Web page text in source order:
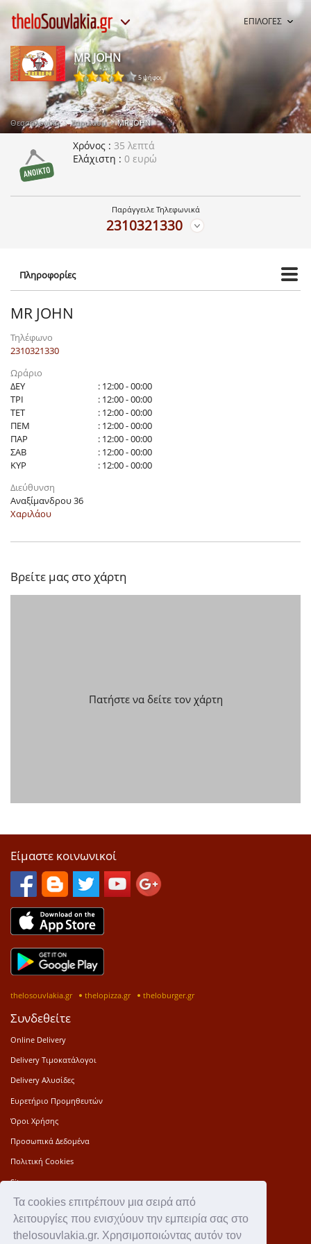
Τα cookies επιτρέπουν μια σειρά από
λειτουργίες που ενισχύουν την εμπειρία σας στο
thelosouvlakia.gr. Χρησιμοποιώντας αυτόν τον
ΕΠΙΛΟΓΕΣ
MR JOHN
5 ψήφοι
Θεσσαλονίκη Χαριλάου MR JOHN
Χρόνος
35 λεπτά
Ελάχιστη
0 ευρώ
Παράγγειλε Τηλεφωνικά
2310321330
Πληροφορίες
MR JOHN
Τηλέφωνο
2310321330
Ωράριο
ΔΕΥ
: 12:00 - 00:00
ΤΡΙ
: 12:00 - 00:00
ΤΕΤ
: 12:00 - 00:00
ΠΕΜ
: 12:00 - 00:00
ΠΑΡ
: 12:00 - 00:00
ΣΑΒ
: 12:00 - 00:00
ΚΥΡ
: 12:00 - 00:00
Διεύθυνση
Αναξίμανδρου 36
Χαριλάου
Βρείτε μας στο χάρτη
Πατήστε να δείτε τον χάρτη
Είμαστε κοινωνικοί
thelosouvlakia.gr thelopizza.gr theloburger.gr
Συνδεθείτε
Online Delivery
Delivery Τιμοκατάλογοι
Delivery Αλυσίδες
Ευρετήριο Προμηθευτών
Όροι Χρήσης
Προσωπικά Δεδομένα
Πολιτική Cookies
Sitemap
Press Kit
Επικοινωνία